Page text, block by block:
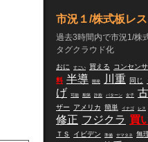
市況１/株式板レ
過去3時間内で市況1/株
タグクラウド化
おに すごい 買える コンセンサ
料 半導 開発 川重 同じ
げ
可能 期第 詐欺 パターン 女子
ザー
アメリカ 簡単 イナゴ レス
修正 フジクラ 買
ＴＳ
イビデン 準備 ヤマタネ 無